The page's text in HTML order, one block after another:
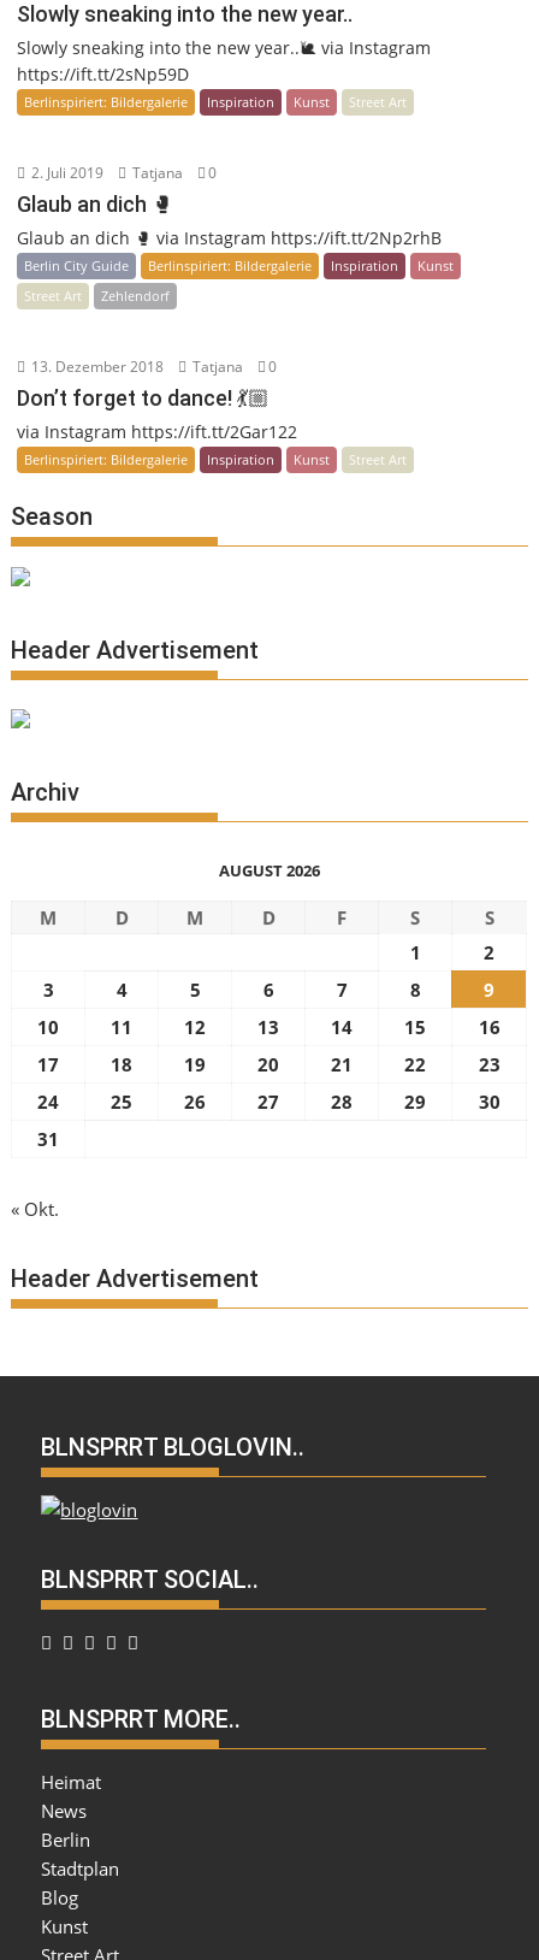
Slowly sneaking into the new year..
Slowly sneaking into the new year..🐌 via Instagram
https://ift.tt/2sNp59D
Berlinspiriert: Bildergalerie Inspiration Kunst Street Art
2. Juli 2019 Tatjana 0
Glaub an dich 🥊
Glaub an dich 🥊 via Instagram https://ift.tt/2Np2rhB
Berlin City Guide Berlinspiriert: Bildergalerie Inspiration
Kunst
Street Art
Zehlendorf
13. Dezember 2018 Tatjana 0
Don’t forget to dance! 💃🏼
via Instagram https://ift.tt/2Gar122
Berlinspiriert: Bildergalerie Inspiration Kunst Street Art
Season
Header Advertisement
Archiv
AUGUST 2026
M D M D F S
S
1
2
3
4 5 6 7 8
9
10
11 12 13 14 15
16
17
18 19 20 21 22
23
24
25 26 27 28 29
30
31
« Okt.
Header Advertisement
BLNSPRRT BLOGLOVIN..
BLNSPRRT SOCIAL..
BLNSPRRT MORE..
Heimat
News
Berlin
Stadtplan
Blog
Kunst
Street Art